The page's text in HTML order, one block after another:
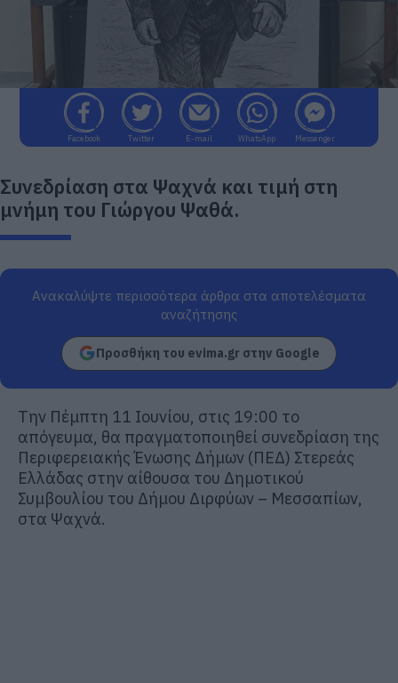
Facebook Twitter E-mail WhatsApp Messenger
Συνεδρίαση στα Ψαχνά και τιμή στη
μνήμη του Γιώργου Ψαθά.
Ανακαλύψτε περισσότερα άρθρα στα αποτελέσματα
αναζήτησης
Προσθήκη του evima.gr στην Google
Την Πέμπτη 11 Ιουνίου, στις 19:00 το
απόγευμα, θα πραγματοποιηθεί συνεδρίαση της
Περιφερειακής Ένωσης Δήμων (ΠΕΔ) Στερεάς
Ελλάδας στην αίθουσα του Δημοτικού
Συμβουλίου του Δήμου Διρφύων – Μεσσαπίων,
στα Ψαχνά.